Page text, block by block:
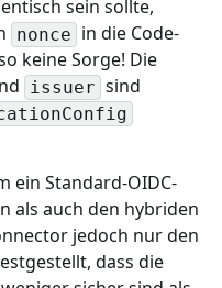
sein sollte,
nonce in die Code-
keine Sorge! Die
issuer sind
ein Standard-OIDC-
als auch den hybriden
jedoch nur den
dass die